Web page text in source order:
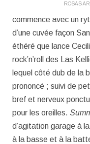
ROSAS
commence avec un
d’une cuvée façon
éthéré que lance
rock’n’roll des Las
lequel côté dub de la
prononcé ; suivi de
bref et nerveux
pour les oreilles.
d’agitation garage à
à la basse et à la